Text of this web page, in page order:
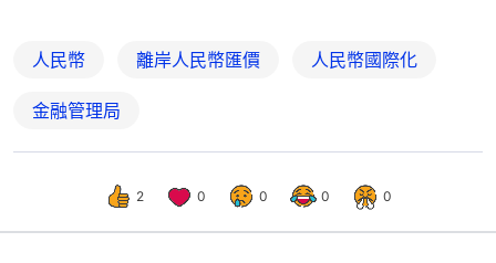
人民幣 離岸人民幣匯價 人民幣國際化
金融管理局
2 0 0 0 0